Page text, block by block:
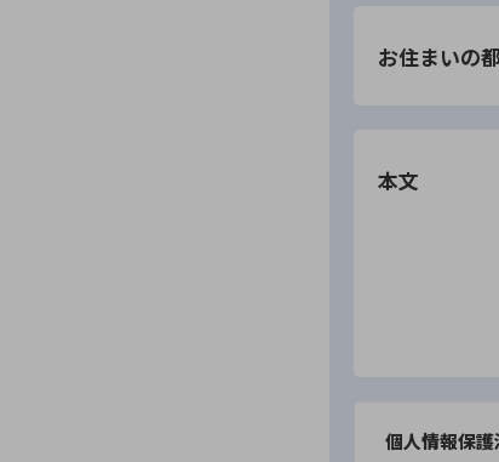
お住まいの
本文
個人情報保護